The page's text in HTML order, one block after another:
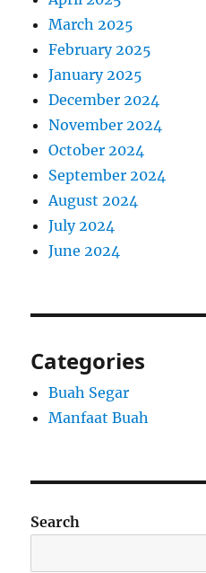
March 2025
February 2025
January 2025
December 2024
November 2024
October 2024
September 2024
August 2024
July 2024
June 2024
Categories
Buah Segar
Manfaat Buah
Search